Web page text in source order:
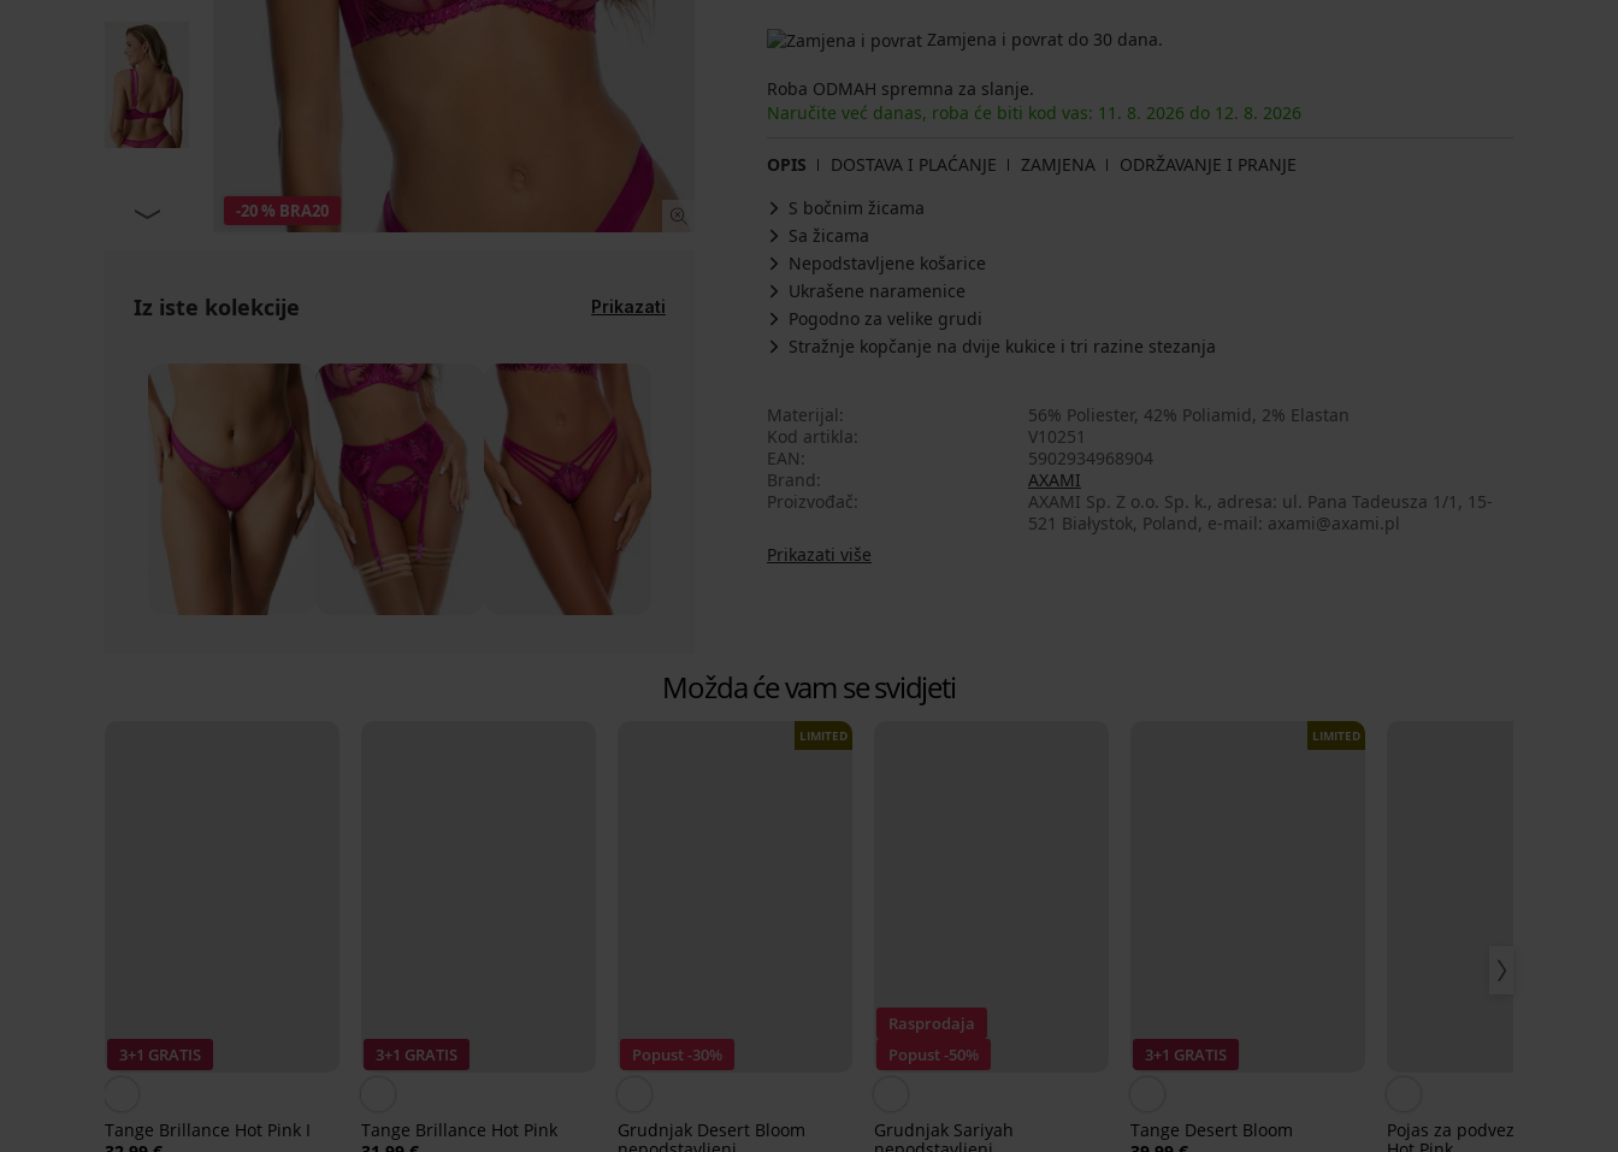
-20 % BRA20
Iz iste kolekcije Prikazati
Zamjena i povrat do 30 dana.
Roba ODMAH spremna za slanje.
Naručite već danas, roba će biti kod vas: 11. 8. 2026 do 12. 8. 2026
OPIS DOSTAVA I PLAĆANJE ZAMJENA
ODRŽAVANJE I PRANJE
S bočnim žicama
Sa žicama
Nepodstavljene košarice
Ukrašene naramenice
Pogodno za velike grudi
Stražnje kopčanje na dvije kukice i tri razine stezanja
Materijal
56% Poliester, 42% Poliamid, 2% Elastan
Kod artikla
V10251
EAN
5902934968904
Brand
AXAMI
Proizvođač
AXAMI Sp. Z o.o. Sp. k., adresa: ul. Pana Tadeusza 1/1, 15-
521 Białystok, Poland, e-mail: axami@axami.pl
Prikazati više
Možda će vam se svidjeti
3+1 GRATIS
Tange Brillance Hot Pink I
3+1 GRATIS
Tange Brillance Hot Pink
Popust -30%
LIMITED
Grudnjak Desert Bloom
Rasprodaja
Popust -50%
Grudnjak Sariyah
3+1 GRATIS
LIMITED
Tange Desert Bloom
Pojas za podvezice Brillance